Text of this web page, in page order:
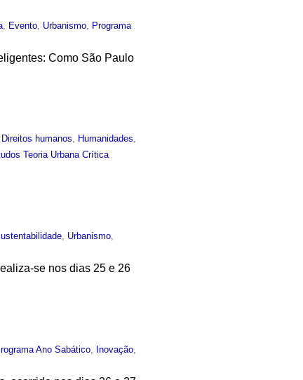
Evento Urbanismo Programa
Como São Paulo
Direitos humanos, Humanidades,
Teoria Urbana Crítica
Urbanismo
se nos dias 25 e 26
Ano Sabático Inovação